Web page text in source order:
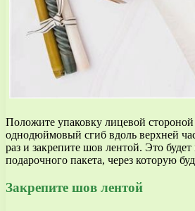
Положите упаковку лицевой стороной
однодюймовый сгиб вдоль верхней
раз и закрепите шов лентой. Это будет
подарочного пакета, через которую
Закрепите шов лентой